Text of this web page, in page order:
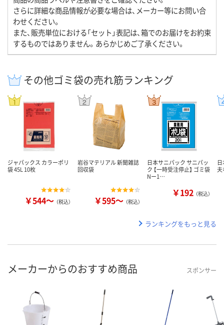
さらに詳細な商品情報が必要な場合は、メーカー等にお問い合
わせください。
また、販売単位における「セット」表記は、箱でのお届けをお約束
するものではありません。あらかじめご了承ください。
その他ゴミ袋の売れ筋ランキング
ジャパックス カラーポリ
袋 45L 10枚
￥544～ （税込）
岩谷マテリアル 新聞雑誌
回収袋
￥595～ （税込）
日本サニパック サニパッ
ク 【一時受注停止】 ゴミ袋
Nー1…
￥192 （税込）
夫
ランキングをもっと見る
メーカーからのおすすめ商品 スポンサー